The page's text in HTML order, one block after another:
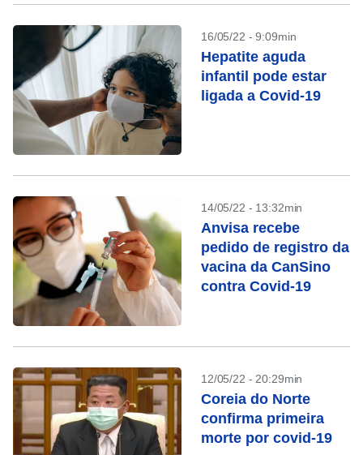
16/05/22 - 9:09min
Hepatite aguda
infantil pode estar
ligada a Covid-19
14/05/22 - 13:32min
Anvisa recebe
pedido de registro da
vacina da CanSino
contra Covid-19
12/05/22 - 20:29min
Coreia do Norte
confirma primeira
morte por covid-19